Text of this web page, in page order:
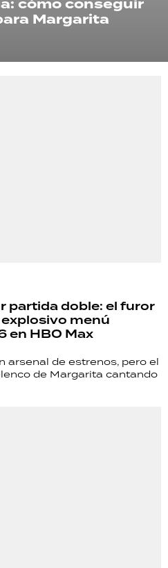
cómo conseguir
Margarita
partida doble: el furor
menú
en HBO Max
arsenal de estrenos, pero el
de Margarita cantando